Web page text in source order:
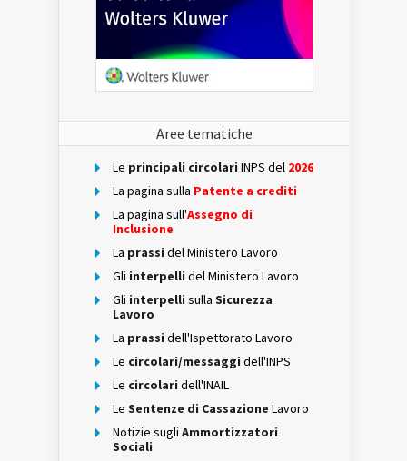
Aree tematiche
Le principali circolari INPS del 2026
La pagina sulla Patente a crediti
La pagina sull'Assegno di
Inclusione
La prassi del Ministero Lavoro
Gli interpelli del Ministero Lavoro
Gli interpelli sulla Sicurezza
Lavoro
La prassi dell'Ispettorato Lavoro
Le circolari/messaggi dell'INPS
Le circolari dell'INAIL
Le Sentenze di Cassazione Lavoro
Notizie sugli Ammortizzatori
Sociali